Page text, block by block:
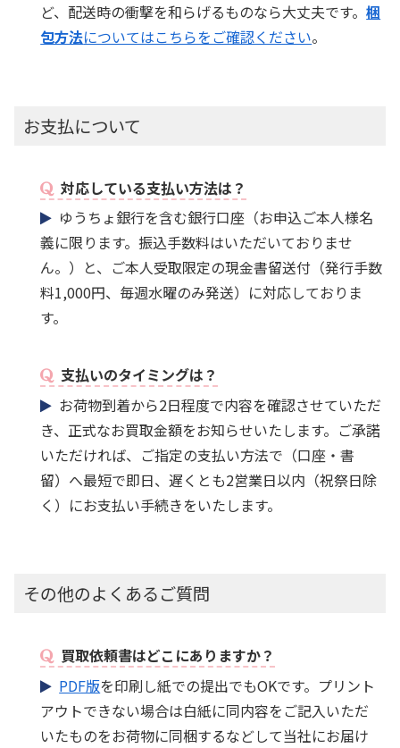
ど、配送時の衝撃を和らげるものなら大丈夫です。梱
包方法についてはこちらをご確認ください。
お支払について
対応している支払い方法は？
ゆうちょ銀行を含む銀行口座（お申込ご本人様名
義に限ります。振込手数料はいただいておりませ
ん。）と、ご本人受取限定の現金書留送付（発行手数
料1,000円、毎週水曜のみ発送）に対応しておりま
す。
支払いのタイミングは？
お荷物到着から2日程度で内容を確認させていただ
き、正式なお買取金額をお知らせいたします。ご承諾
いただければ、ご指定の支払い方法で（口座・書
留）へ最短で即日、遅くとも2営業日以内（祝祭日除
く）にお支払い手続きをいたします。
その他のよくあるご質問
買取依頼書はどこにありますか？
PDF版を印刷し紙での提出でもOKです。プリント
アウトできない場合は白紙に同内容をご記入いただ
いたものをお荷物に同梱するなどして当社にお届け